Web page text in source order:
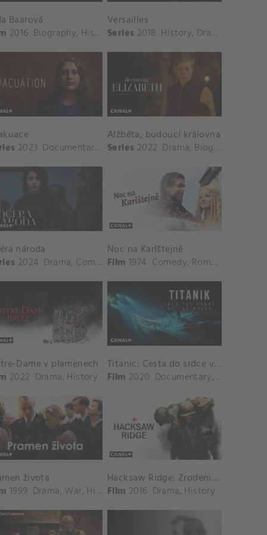
Baarová
2016 Biography, History ,Drama
Versailles
Series 2018 History, Drama
2023 Documentary, History ,War
Alžběta, budoucí královna
Series 2022 Drama, Biography
národa
2024 Drama, Comedy ,History Biography,Romance
Noc na Karlštejně
Film 1974 Comedy, Romance
Dame v plamenech
2022 Drama, History
Titanic: Cesta do srdce vraku
Film 2020 Documentary, History
života
1999 Drama, War, History ,Romance
Hacksaw Ridge: Zrodenie hrdinu
Film 2016 Drama, History